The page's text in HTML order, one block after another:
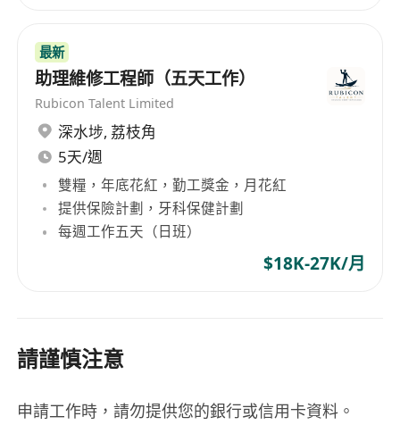
最新
助理維修工程師（五天工作）
Rubicon Talent Limited
深水埗, 荔枝角
5天/週
雙糧，年底花紅，勤工獎金，月花紅
提供保險計劃，牙科保健計劃
每週工作五天（日班）
$18K-27K/月
請謹慎注意
申請工作時，請勿提供您的銀行或信用卡資料。